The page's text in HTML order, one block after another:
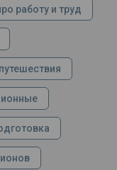
работу и труд
путешествия